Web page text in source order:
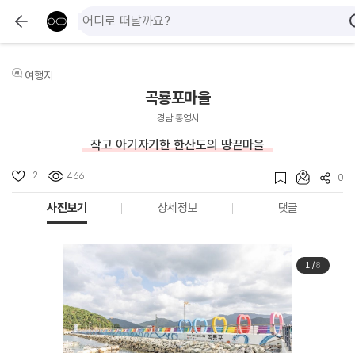
여행지
곡룡포마을
경남 통영시
작고 아기자기한 한산도의 땅끝마을
2 466 0
사진보기 상세정보 댓글
1/8